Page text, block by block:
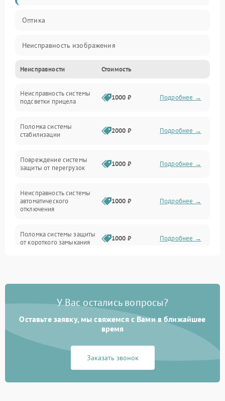
Оптика
Неисправность изображения
Механические повреждения
Неисправность фокусировки и оптики
Электропитание
Механика
Корпус/Герметичность
Неисправности Стоимость
Неисправность системы
подсветки прицела
1000 ₽ Подробнее →
Поломка системы
стабилизации
2000 ₽ Подробнее →
Повреждение системы
защиты от перегрузок
1000 ₽ Подробнее →
Неисправность системы
автоматического
отключения
1000 ₽ Подробнее →
Поломка системы защиты
от короткого замыкания
1000 ₽ Подробнее →
Неисправность системы
перенапряжения
1000 ₽ Подробнее →
Неисправность системы
защиты от замыкания
1000 ₽
защиты от перегрева
У Вас остались вопросы?
Оставьте заявку, мы свяжемся с Вами в ближайшее
время
Заказать звонок